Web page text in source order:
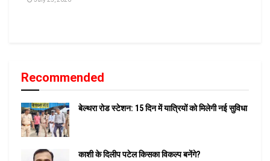
Recommended
बेल्थरा रोड स्टेशन: 15 दिन में यात्रियों को मिलेगी नई सुविधा
काशी के दिलीप पटेल किसका विकल्प बनेंगे?